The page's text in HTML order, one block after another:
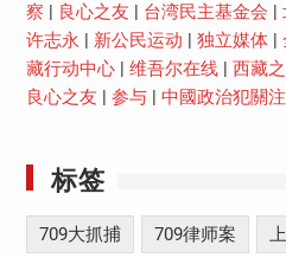
察
良心之友 台湾民主基金会
许志永
新公民运动 独立媒体|
藏行动中心| 维吾尔在线| 西藏
良心之友
参与| 中國政治犯關注
标签
709大抓捕 709律师案